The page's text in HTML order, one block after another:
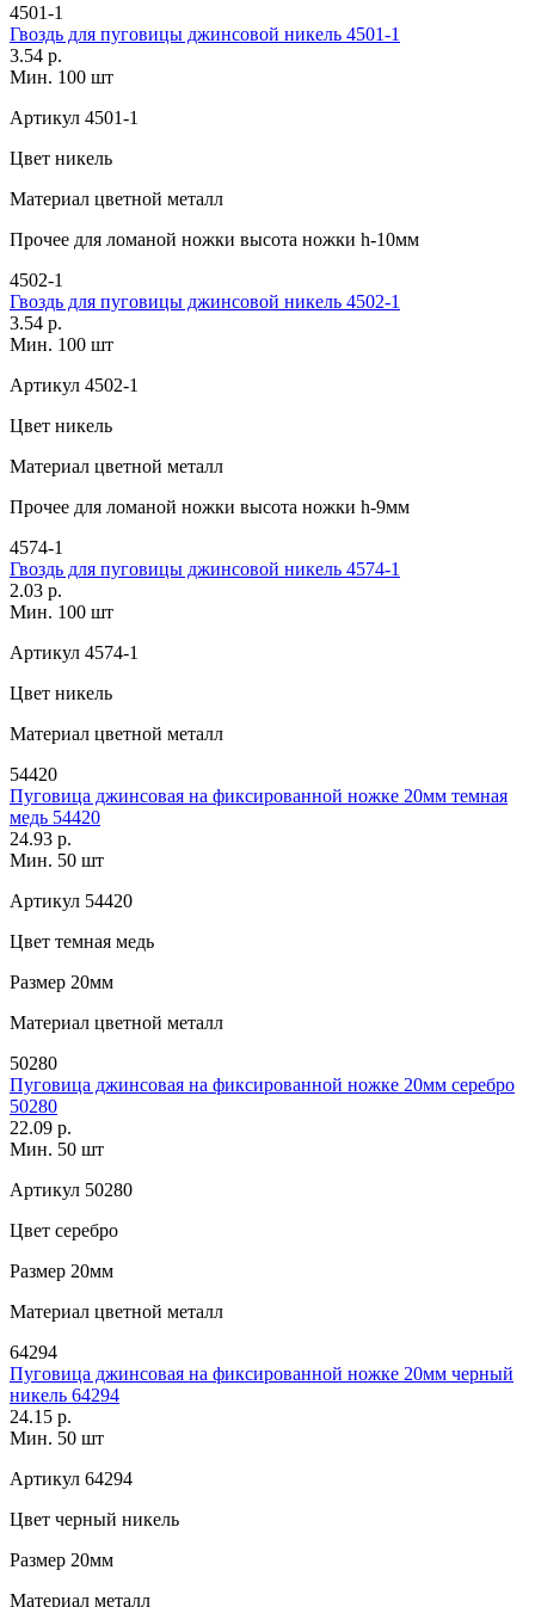
4501-1
Гвоздь для пуговицы джинсовой никель 4501-1
3.54 р.
Мин. 100 шт
Артикул 4501-1
Цвет никель
Материал цветной металл
Прочее для ломаной ножки высота ножки h-10мм
4502-1
Гвоздь для пуговицы джинсовой никель 4502-1
3.54 р.
Мин. 100 шт
Артикул 4502-1
Цвет никель
Материал цветной металл
Прочее для ломаной ножки высота ножки h-9мм
4574-1
Гвоздь для пуговицы джинсовой никель 4574-1
2.03 р.
Мин. 100 шт
Артикул 4574-1
Цвет никель
Материал цветной металл
54420
Пуговица джинсовая на фиксированной ножке 20мм темная
медь 54420
24.93 р.
Мин. 50 шт
Артикул 54420
Цвет темная медь
Размер 20мм
Материал цветной металл
50280
Пуговица джинсовая на фиксированной ножке 20мм серебро
50280
22.09 р.
Мин. 50 шт
Артикул 50280
Цвет серебро
Размер 20мм
Материал цветной металл
64294
Пуговица джинсовая на фиксированной ножке 20мм черный
никель 64294
24.15 р.
Мин. 50 шт
Артикул 64294
Цвет черный никель
Размер 20мм
Материал металл